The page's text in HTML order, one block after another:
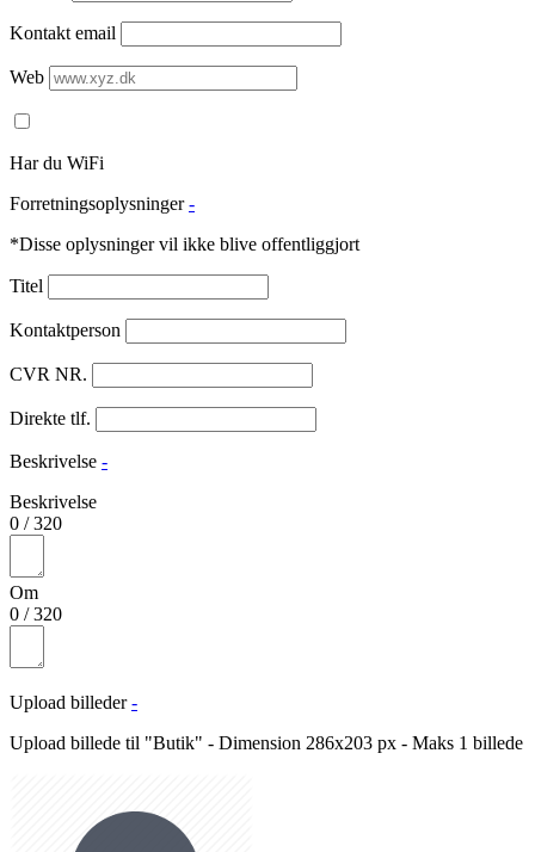
Kontakt email
Web
Har du WiFi
Forretningsoplysninger -
*Disse oplysninger vil ikke blive offentliggjort
Titel
Kontaktperson
CVR NR.
Direkte tlf.
Beskrivelse -
Beskrivelse
0 /320
Om
0 /320
Upload billeder -
Upload billede til "Butik" - Dimension 286x203 px - Maks 1 billede